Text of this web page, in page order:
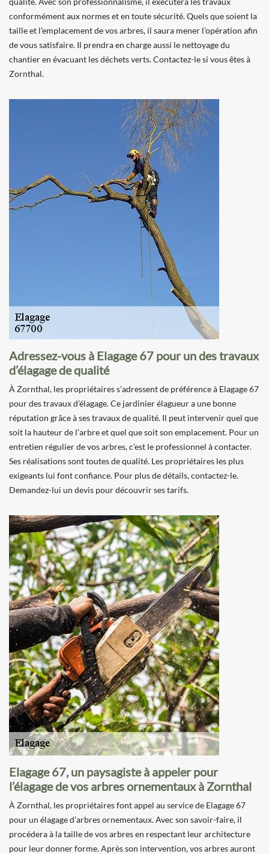
conformément aux normes et en toute sécurité. Quels que soient la
taille et l’emplacement de vos arbres, il saura mener l’opération afin
de vous satisfaire. Il prendra en charge aussi le nettoyage du
chantier en évacuant les déchets verts. Contactez-le si vous êtes à
Zornthal.
Adressez-vous à Elagage 67 pour un des travaux
d’élagage de qualité
À Zornthal, les propriétaires s’adressent de préférence à Elagage 67
pour des travaux d’élagage. Ce jardinier élagueur a une bonne
réputation grâce à ses travaux de qualité. Il peut intervenir quel que
soit la hauteur de l’arbre et quel que soit son emplacement. Pour un
entretien régulier de vos arbres, c’est le professionnel à contacter.
Ses réalisations sont toutes de qualité. Les propriétaires les plus
exigeants lui font confiance. Pour plus de détails, contactez-le.
Demandez-lui un devis pour découvrir ses tarifs.
Elagage 67, un paysagiste à appeler pour
l’élagage de vos arbres ornementaux à Zornthal
À Zornthal, les propriétaires font appel au service de Elagage 67
pour un élagage d’arbres ornementaux. Avec son savoir-faire, il
procédera à la taille de vos arbres en respectant leur architecture
pour leur donner forme. Après son intervention, vos arbres auront